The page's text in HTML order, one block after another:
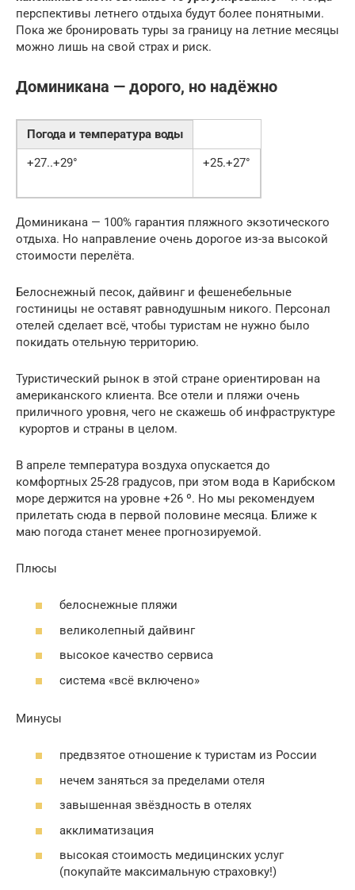
перспективы летнего отдыха будут более понятными.
Пока же бронировать туры за границу на летние месяцы
можно лишь на свой страх и риск.
Доминикана — дорого, но надёжно
Погода и температура воды
+27..+29°
+25.+27°
Доминикана — 100% гарантия пляжного экзотического
отдыха. Но направление очень дорогое из-за высокой
стоимости перелёта.
Белоснежный песок, дайвинг и фешенебельные
гостиницы не оставят равнодушным никого. Персонал
отелей сделает всё, чтобы туристам не нужно было
покидать отельную территорию.
Туристический рынок в этой стране ориентирован на
американского клиента. Все отели и пляжи очень
приличного уровня, чего не скажешь об инфраструктуре
курортов и страны в целом.
В апреле температура воздуха опускается до
комфортных 25-28 градусов, при этом вода в Карибском
море держится на уровне +26 º. Но мы рекомендуем
прилетать сюда в первой половине месяца. Ближе к
маю погода станет менее прогнозируемой.
Плюсы
белоснежные пляжи
великолепный дайвинг
высокое качество сервиса
система «всё включено»
Минусы
предвзятое отношение к туристам из России
нечем заняться за пределами отеля
завышенная звёздность в отелях
акклиматизация
высокая стоимость медицинских услуг
(покупайте максимальную страховку!)